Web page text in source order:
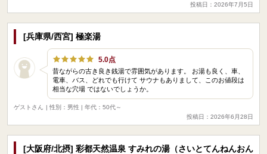
投稿日：2026年7月5日
[兵庫県/西宮] 極楽湯
5.0点
昔ながらの古き良き銭湯で雰囲気があります。 お湯も良く、車、
電車、バス、どれでも行けて サウナもありまして、このお値段は
相当な穴場 ではないでしょうか。
ゲストさん
| 性別：男性 | 年代：50代～
投稿日：2026年6月28日
[大阪府/北摂] 彩都天然温泉 すみれの湯（さいとてんねんおん